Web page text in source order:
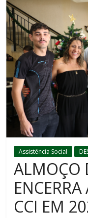
Assistência Social
ALMOÇO
CCI EM